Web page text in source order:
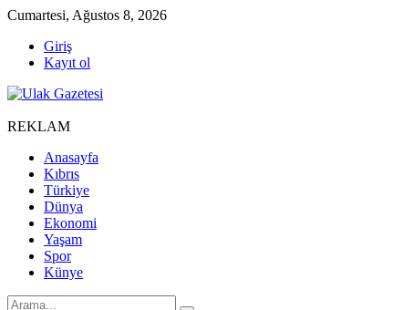
Cumartesi, Ağustos 8, 2026
Giriş
Kayıt ol
REKLAM
Anasayfa
Kıbrıs
Türkiye
Dünya
Ekonomi
Yaşam
Spor
Künye